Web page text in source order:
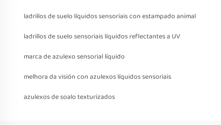
ladrillos de suelo líquidos sensoriais con estampado animal
ladrillos de suelo sensoriais líquidos reflectantes a UV
marca de azulexo sensorial líquido
melhora da visión con azulexos líquidos sensoriais
azulexos de soalo texturizados